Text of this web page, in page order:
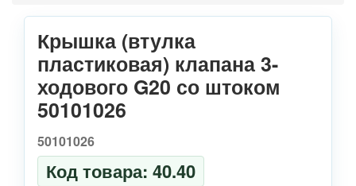
Крышка (втулка
пластиковая) клапана 3-
ходового G20 со штоком
50101026
50101026
Код товара: 40.40